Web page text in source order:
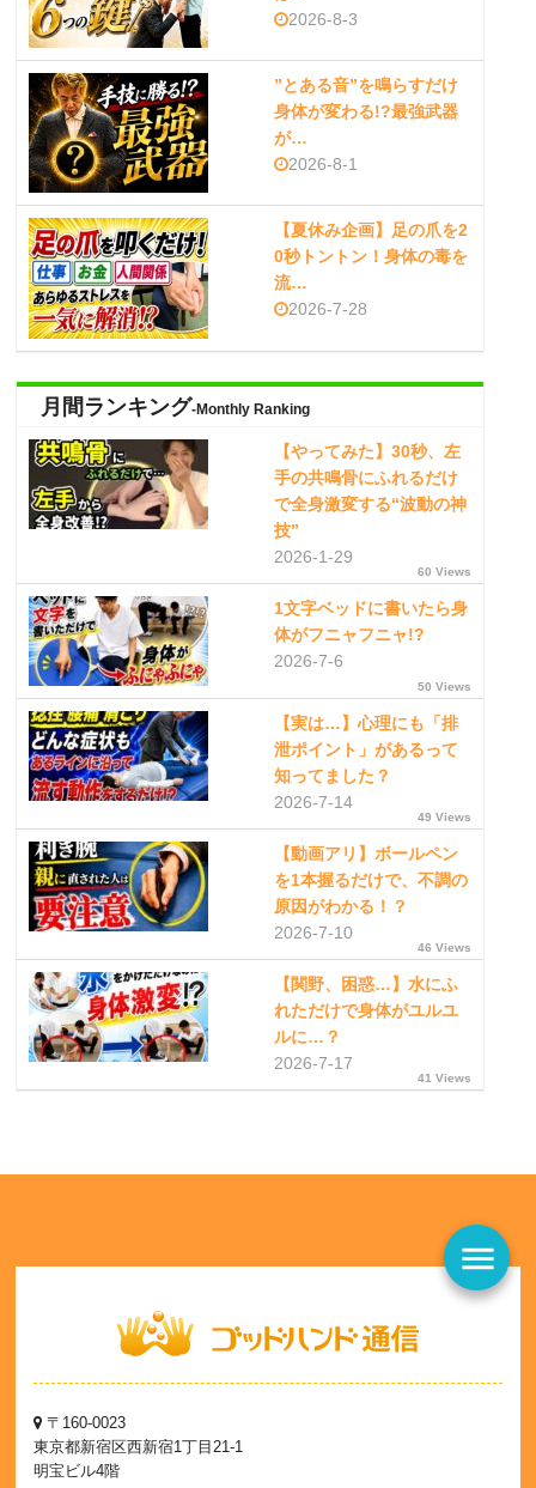
2026-8-3
”とある音”を鳴らすだけ
身体が変わる!?最強武器
が…
2026-8-1
【夏休み企画】足の爪を2
0秒トントン！身体の毒を
流…
2026-7-28
月間ランキング-Monthly Ranking
【やってみた】30秒、左
手の共鳴骨にふれるだけ
で全身激変する“波動の神
技”
2026-1-29
60 Views
1文字ベッドに書いたら身
体がフニャフニャ!?
2026-7-6
50 Views
【実は…】心理にも「排
泄ポイント」があるって
知ってました？
2026-7-14
49 Views
【動画アリ】ボールペン
を1本握るだけで、不調の
原因がわかる！？
2026-7-10
46 Views
【関野、困惑…】水にふ
れただけで身体がユルユ
ルに…？
2026-7-17
41 Views
menu
〒160-0023
東京都新宿区西新宿1丁目21-1
明宝ビル4階